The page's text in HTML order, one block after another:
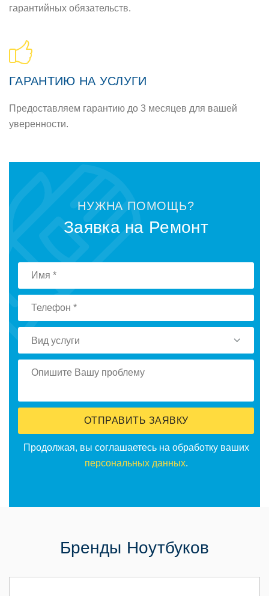
гарантийных обязательств.
ГАРАНТИЮ НА УСЛУГИ
Предоставляем гарантию до 3 месяцев для вашей
уверенности.
НУЖНА ПОМОЩЬ?
Заявка на Ремонт
Вид услуги
ОТПРАВИТЬ ЗАЯВКУ
Продолжая, вы соглашаетесь на обработку ваших
персональных данных.
Бренды Ноутбуков